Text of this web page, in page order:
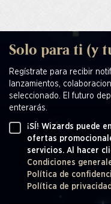
Solo para ti (y
Regístrate para recibir
lanzamientos,
seleccionado. El futuro
enterarás.
¡SÍ! Wizards puede
ofertas
servicios. Al hacer
Condiciones
Política de
Política de